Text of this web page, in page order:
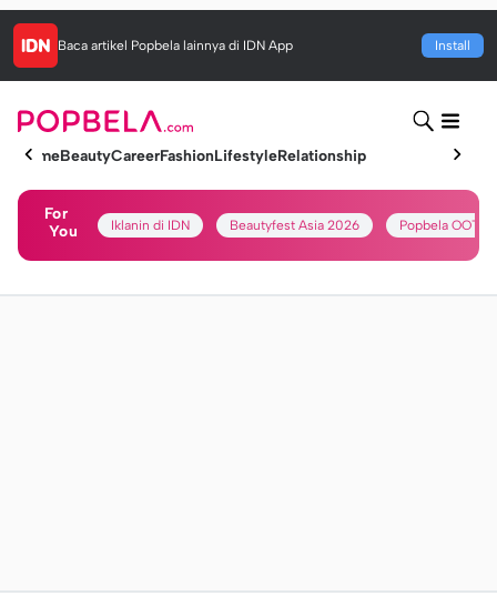
Baca artikel Popbela lainnya di IDN App Install
HomeBeautyCareerFashionLifestyleRelationship
For
You
Iklanin di IDN Beautyfest Asia 2026 Popbela OOTD